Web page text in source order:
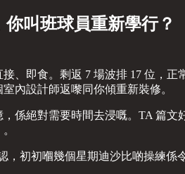
叫班球員重新學行？
、即食。剩返 7 場波排 17 位，
內設計師返嚟同你傾重新裝修。
係絕對需要時間去浸嘅。TA 篇
，初初嗰幾個星期迪沙比啲操練